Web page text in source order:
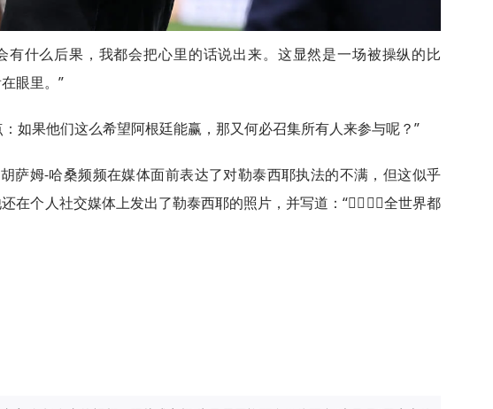
有什么后果，我都会把心里的话说出来。这显然是一场被操纵的比
眼里。”
如果他们这么希望阿根廷能赢，那又何必召集所有人来参与呢？”
萨姆-哈桑频频在媒体面前表达了对勒泰西耶执法的不满，但这似乎
在个人社交媒体上发出了勒泰西耶的照片，并写道：“🙅‍♂️🙅‍♂️全世界都